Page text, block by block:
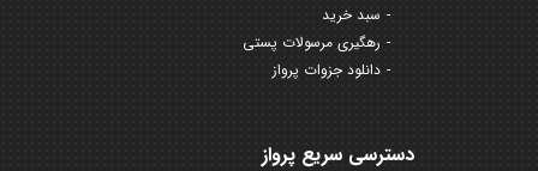
سبد خرید
رهگیری مرسولات پستی
دانلود جزوات پرواز
دسترسی سریع پرواز